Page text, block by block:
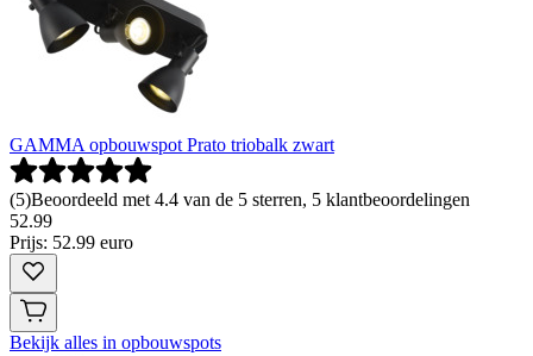
GAMMA opbouwspot Prato triobalk zwart
(5)Beoordeeld met 4.4 van de 5 sterren, 5 klantbeoordelingen
52.99
Prijs: 52.99 euro
Bekijk alles in opbouwspots